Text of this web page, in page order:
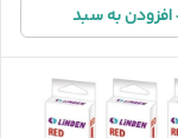
افزودن به سبد